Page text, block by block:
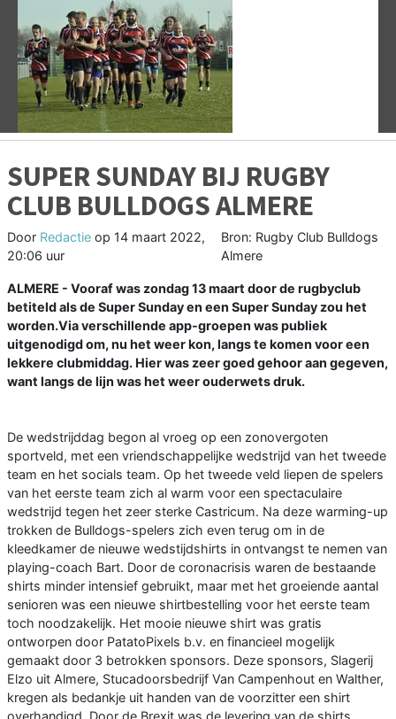
Vorige
SUPER SUNDAY BIJ RUGBY
CLUB BULLDOGS ALMERE
Door Redactie op 14 maart 2022,
20:06 uur
Bron: Rugby Club Bulldogs
Almere
ALMERE - Vooraf was zondag 13 maart door de rugbyclub
betiteld als de Super Sunday en een Super Sunday zou het
worden.Via verschillende app-groepen was publiek
uitgenodigd om, nu het weer kon, langs te komen voor een
lekkere clubmiddag. Hier was zeer goed gehoor aan gegeven,
want langs de lijn was het weer ouderwets druk.
De wedstrijddag begon al vroeg op een zonovergoten
sportveld, met een vriendschappelijke wedstrijd van het tweede
team en het socials team. Op het tweede veld liepen de spelers
van het eerste team zich al warm voor een spectaculaire
wedstrijd tegen het zeer sterke Castricum. Na deze warming-up
trokken de Bulldogs-spelers zich even terug om in de
kleedkamer de nieuwe wedstijdshirts in ontvangst te nemen van
playing-coach Bart. Door de coronacrisis waren de bestaande
shirts minder intensief gebruikt, maar met het groeiende aantal
senioren was een nieuwe shirtbestelling voor het eerste team
toch noodzakelijk. Het mooie nieuwe shirt was gratis
ontworpen door PatatoPixels b.v. en financieel mogelijk
gemaakt door 3 betrokken sponsors. Deze sponsors, Slagerij
Elzo uit Almere, Stucadoorsbedrijf Van Campenhout en Walther,
kregen als bedankje uit handen van de voorzitter een shirt
overhandigd .Door de Brexit was de levering van de shirts